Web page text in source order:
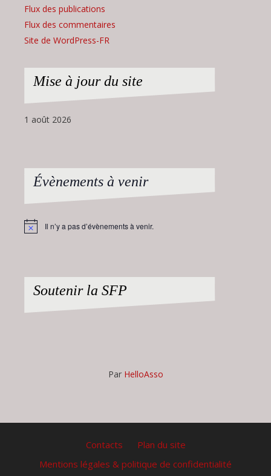
Flux des publications
Flux des commentaires
Site de WordPress-FR
Mise à jour du site
1 août 2026
Évènements à venir
Notice Il n’y a pas d’évènements à venir.
Soutenir la SFP
Par HelloAsso
Contacts
Plan du site
Mentions légales & politique de confidentialité